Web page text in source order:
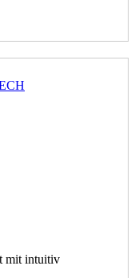
mit intuitiv